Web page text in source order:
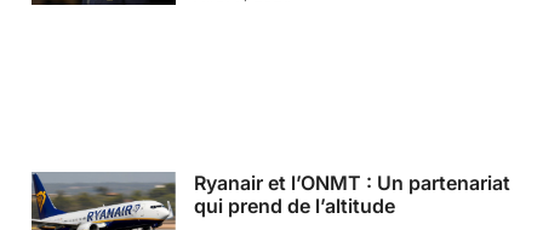
Ryanair et l’ONMT : Un partenariat
qui prend de l’altitude